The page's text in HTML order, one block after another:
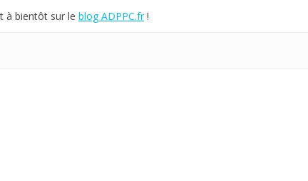
à bientôt sur le blog ADPPC.fr!